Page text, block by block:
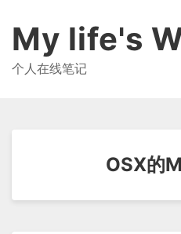
My life's
个人在线笔记
OSX的